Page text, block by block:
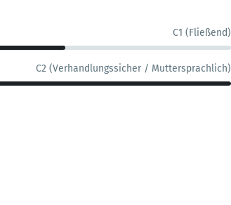
C1 (Fließend)
C2 (Verhandlungssicher / Muttersprachlich)